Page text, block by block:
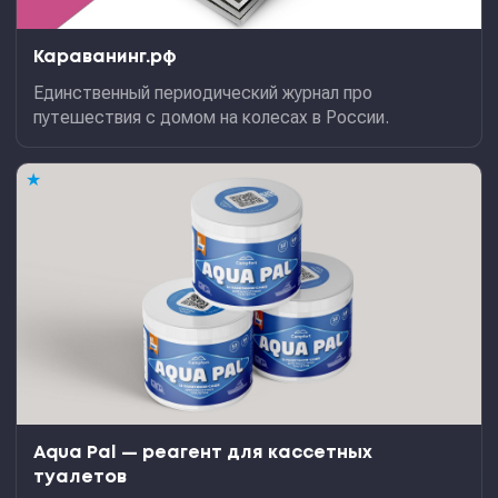
Караванинг.рф
Единственный периодический журнал про
путешествия с домом на колесах в России.
★
Aqua Pal — pеагент для кассетных
туалетов